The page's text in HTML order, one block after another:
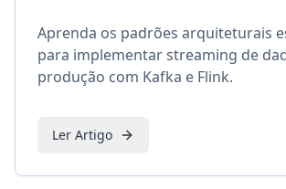
Aprenda os padrões arquiteturais
para implementar streaming de
produção com Kafka e Flink.
Ler Artigo